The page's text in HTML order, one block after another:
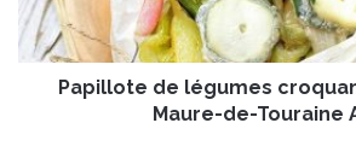
m
t
e
Papillote de légumes
Maure-de-Touraine